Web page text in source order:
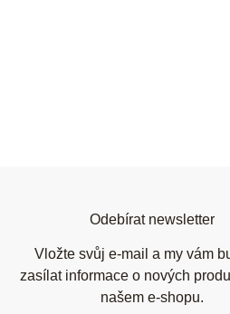
Odebírat newsletter
Vložte svůj e-mail a my vám
zasílat informace o nových
našem e-shopu.